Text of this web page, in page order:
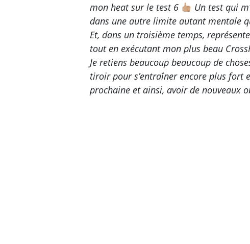
mon heat sur le test 6
Un test qui
dans une autre limite autant mentale
Et, dans un troisième temps,
tout en exécutant mon plus beau
Je retiens beaucoup beaucoup de
tiroir pour s’entraîner encore plus fort
prochaine et ainsi, avoir de nouveaux